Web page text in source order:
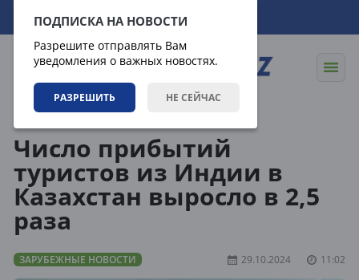
ПОДПИСКА НА НОВОСТИ
Разрешите отправлять Вам
уведомления о важных новостях.
РАЗРЕШИТЬ НЕ СЕЙЧАС
08.08.2026 08:19:51
Число прибытий
туристов из Индии в
Казахстан выросло в 2,5
раза
ЗАРУБЕЖНЫЕ НОВОСТИ 29.10.2024 11:02